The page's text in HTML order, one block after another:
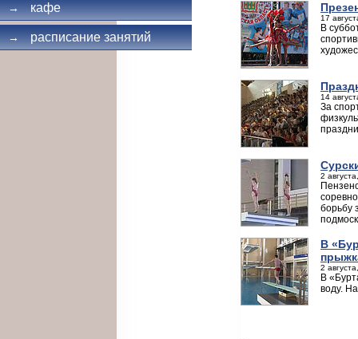
→ кафе
→ расписание занятий
17
В
14
За
2
борьбу
В
2
В
воду.